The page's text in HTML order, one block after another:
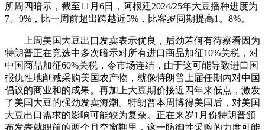
所周四暗示，截至11月6日，阿根廷2024/25年大豆播种进度为
7。9%，比一周前超出跨越近5%，比客岁同期提高1。8%。
上周美国大豆出口发卖表示优良，后劲若何有待察看因为
特朗普正在竞选中多次暗示对所有进口商品加征10%关税，对
中国商品加征60%关税，令市场连结，由于这可能导致进口国
报仇性地削减采购美国农产物，就像特朗普上届任期内对中国
倡议的商业和的成果。再加上大豆期价接近四年来低点，激发
了美国大豆的强劲发卖海潮。特朗普本周博得美国后，对美国
大豆出口需求的影响可能较为复杂。正在来岁1月份特朗普颁
布发表就职前的两个月空窗期里，这一防御性采购的力度可能